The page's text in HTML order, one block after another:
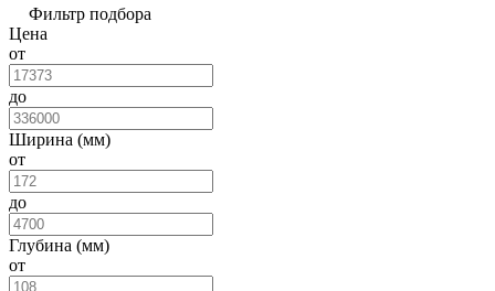
Фильтр подбора
Цена
от
до
Ширина (мм)
от
до
Глубина (мм)
от